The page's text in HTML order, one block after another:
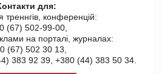
для:
треннгів, конференцій:
(67) 502-99-00,
на порталі, журналах:
(67) 502 30 13,
383 92 39, +380 (44) 383 50 34.